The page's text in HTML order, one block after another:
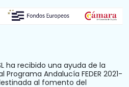
SL ha recibido una ayuda de la
Andalucía FEDER 2021-
al fomento del